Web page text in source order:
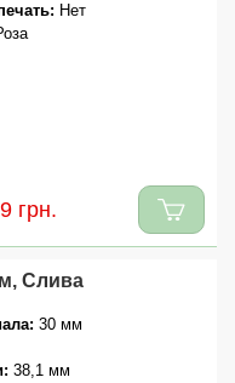
Нет
грн.
Слива
30 мм
38,1 мм